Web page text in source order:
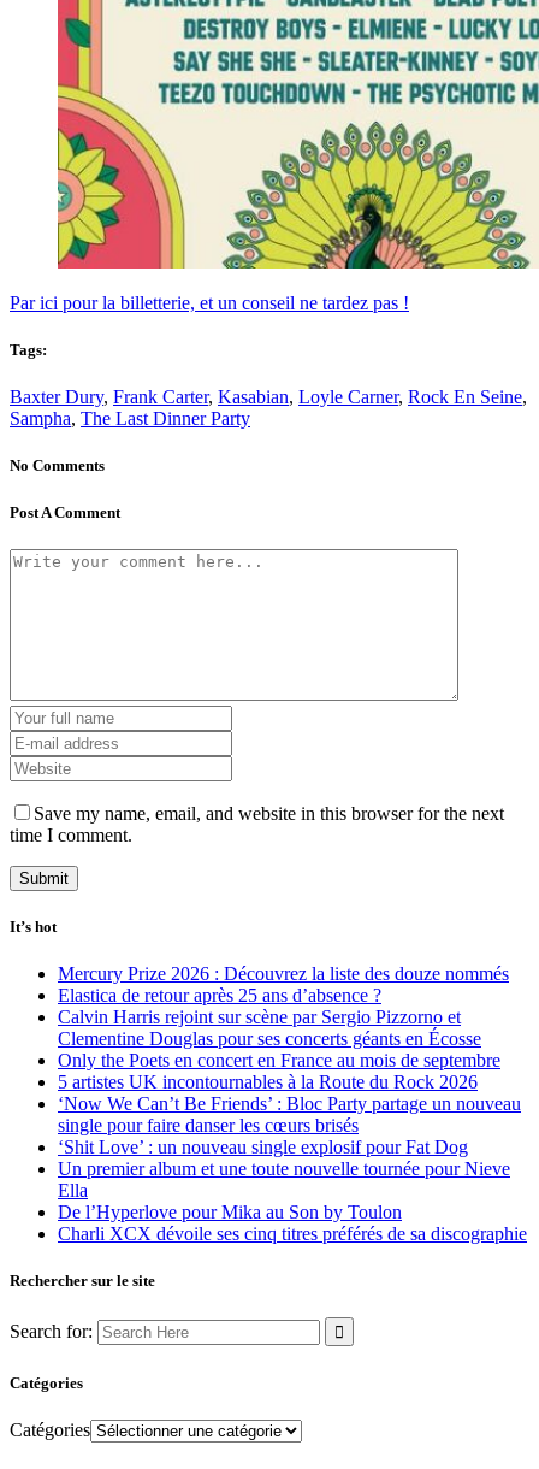
Par ici pour la billetterie, et un conseil ne tardez pas !
Tags:
Baxter Dury, Frank Carter, Kasabian, Loyle Carner, Rock En Seine,
Sampha, The Last Dinner Party
No Comments
Post A Comment
Save my name, email, and website in this browser for the next
time I comment.
It’s hot
Mercury Prize 2026 : Découvrez la liste des douze nommés
Elastica de retour après 25 ans d’absence ?
Calvin Harris rejoint sur scène par Sergio Pizzorno et
Clementine Douglas pour ses concerts géants en Écosse
Only the Poets en concert en France au mois de septembre
5 artistes UK incontournables à la Route du Rock 2026
‘Now We Can’t Be Friends’ : Bloc Party partage un nouveau
single pour faire danser les cœurs brisés
‘Shit Love’ : un nouveau single explosif pour Fat Dog
Un premier album et une toute nouvelle tournée pour Nieve
Ella
De l’Hyperlove pour Mika au Son by Toulon
Charli XCX dévoile ses cinq titres préférés de sa discographie
Rechercher sur le site
Search for:
Catégories
Catégories